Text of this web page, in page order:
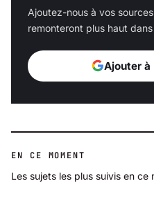
Ajoutez-nous à vos
remonteront plus haut
Ajouter à
EN CE MOMENT
Les sujets les plus suivis en ce